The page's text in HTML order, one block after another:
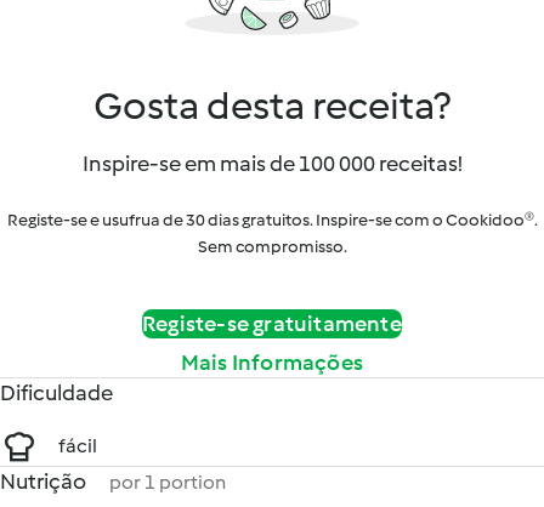
Gosta desta receita?
Inspire-se em mais de 100 000 receitas!
Registe-se e usufrua de 30 dias gratuitos. Inspire-se com o Cookidoo®.
Sem compromisso.
Registe-se gratuitamente
Mais Informações
Dificuldade
fácil
Nutrição por 1 portion